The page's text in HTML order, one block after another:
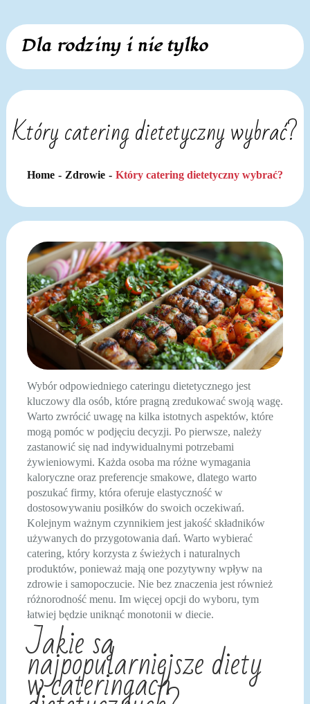
Skip
content
Dla rodziny i nie tylko
Który catering dietetyczny wybrać?
Home Zdrowie Który catering dietetyczny wybrać?
Wybór odpowiedniego cateringu dietetycznego jest
kluczowy dla osób, które pragną zredukować swoją wagę.
Warto zwrócić uwagę na kilka istotnych aspektów, które
mogą pomóc w podjęciu decyzji. Po pierwsze, należy
zastanowić się nad indywidualnymi potrzebami
żywieniowymi. Każda osoba ma różne wymagania
kaloryczne oraz preferencje smakowe, dlatego warto
poszukać firmy, która oferuje elastyczność w
dostosowywaniu posiłków do swoich oczekiwań.
Kolejnym ważnym czynnikiem jest jakość składników
używanych do przygotowania dań. Warto wybierać
catering, który korzysta z świeżych i naturalnych
produktów, ponieważ mają one pozytywny wpływ na
zdrowie i samopoczucie. Nie bez znaczenia jest również
różnorodność menu. Im więcej opcji do wyboru, tym
łatwiej będzie uniknąć monotonii w diecie.
Jakie są
najpopularniejsze diety
w cateringach